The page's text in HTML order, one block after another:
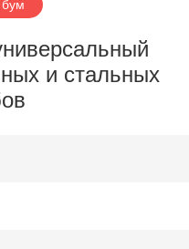
и стальных